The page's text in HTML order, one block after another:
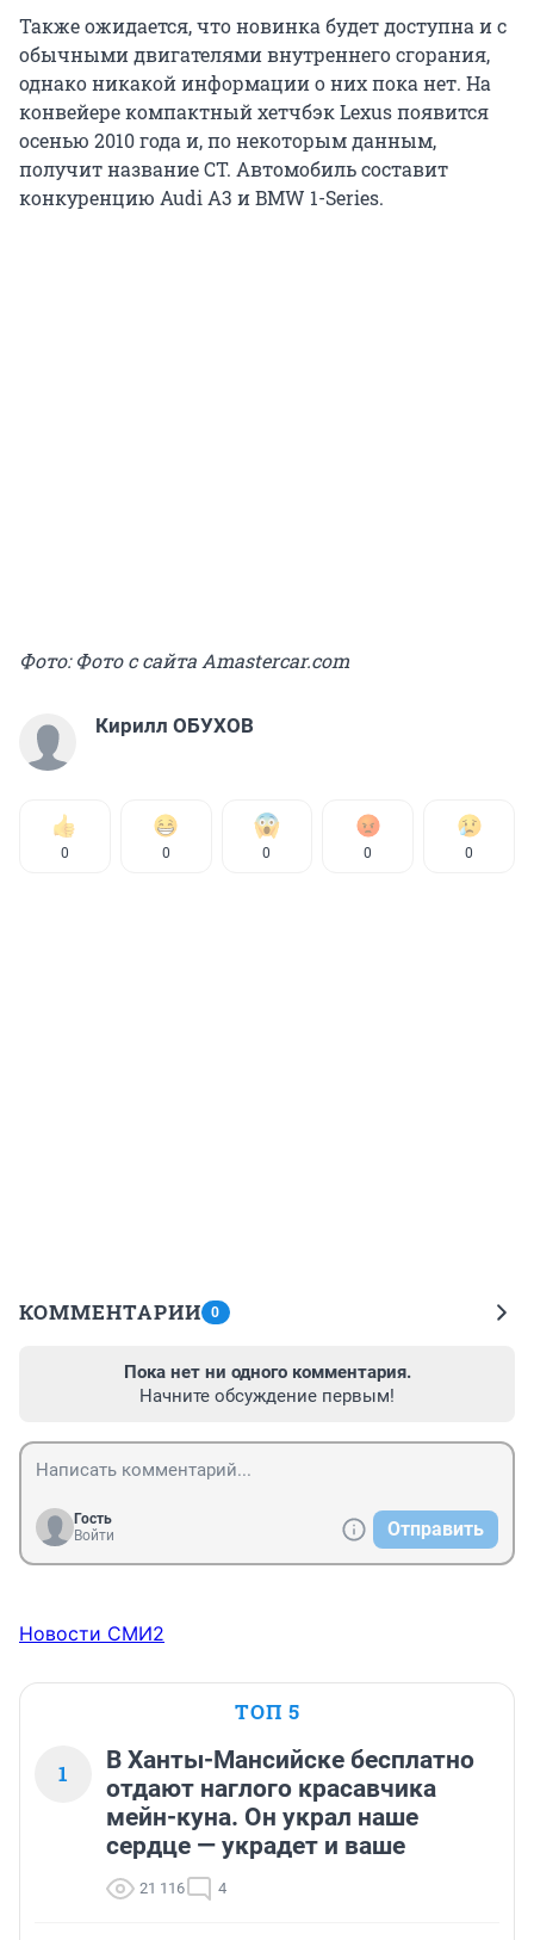
Также ожидается, что новинка будет доступна и с
обычными двигателями внутреннего сгорания,
однако никакой информации о них пока нет. На
конвейере компактный хетчбэк Lexus появится
осенью 2010 года и, по некоторым данным,
получит название CT. Автомобиль составит
конкуренцию Audi A3 и BMW 1-Series.
Фото: Фото с сайта Аmastercar.com
Кирилл ОБУХОВ
0 0 0 0 0
КОММЕНТАРИИ 0
Пока нет ни одного комментария.
Начните обсуждение первым!
Гость
Войти
Отправить
Новости СМИ2
ТОП 5
1
В Ханты-Мансийске бесплатно
отдают наглого красавчика
мейн-куна. Он украл наше
сердце — украдет и ваше
21 116 4